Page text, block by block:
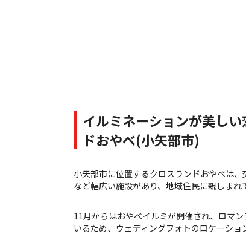
イルミネーションが美し
ドおやべ(小矢部市)
小矢部市に位置するクロスランドおやべは
など幅広い施設があり、地域住民に親しまれ
11月からはおやべイルミが開催され、ロマ
いるため、ウェディングフォトのロケーショ